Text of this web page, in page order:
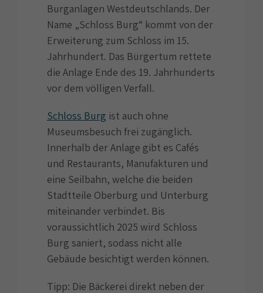
Burganlagen Westdeutschlands. Der
Name „Schloss Burg“ kommt von der
Erweiterung zum Schloss im 15.
Jahrhundert. Das Bürgertum rettete
die Anlage Ende des 19. Jahrhunderts
vor dem völligen Verfall.
Schloss Burg ist auch ohne
Museumsbesuch frei zugänglich.
Innerhalb der Anlage gibt es Cafés
und Restaurants, Manufakturen und
eine Seilbahn, welche die beiden
Stadtteile Oberburg und Unterburg
miteinander verbindet. Bis
voraussichtlich 2025 wird Schloss
Burg saniert, sodass nicht alle
Gebäude besichtigt werden können.
Tipp: Die Bäckerei direkt neben der